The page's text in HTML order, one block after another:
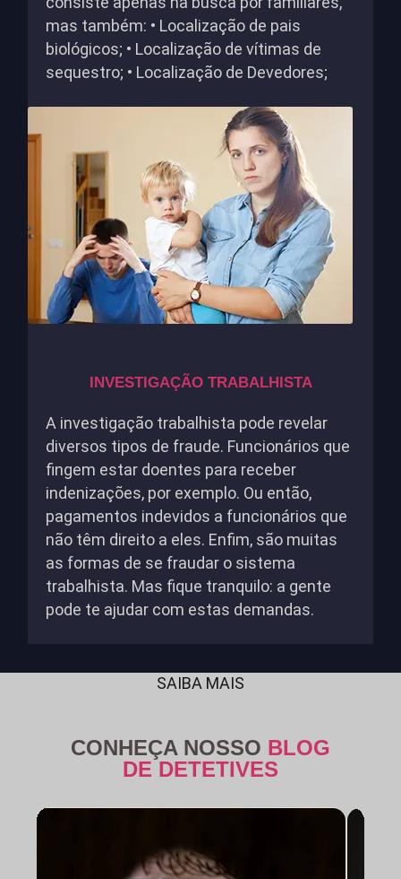
mas também: • Localização de pais
biológicos; • Localização de vítimas de
sequestro; • Localização de Devedores;
INVESTIGAÇÃO TRABALHISTA
A investigação trabalhista pode revelar
diversos tipos de fraude. Funcionários que
fingem estar doentes para receber
indenizações, por exemplo. Ou então,
pagamentos indevidos a funcionários que
não têm direito a eles. Enfim, são muitas
as formas de se fraudar o sistema
trabalhista. Mas fique tranquilo: a gente
pode te ajudar com estas demandas.
SAIBA MAIS
CONHEÇA NOSSO BLOG
DE DETETIVES